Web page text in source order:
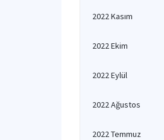
2022 Kasım
2022 Ekim
2022 Eylül
2022 Ağustos
2022 Temmuz